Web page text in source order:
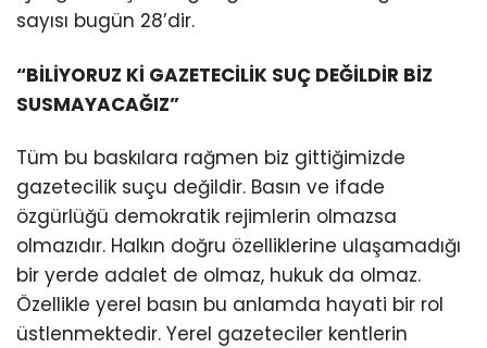
sayısı bugün 28’dir.
“BİLİYORUZ Kİ GAZETECİLİK SUÇ DEĞİLDİR BİZ
SUSMAYACAĞIZ”
Tüm bu baskılara rağmen biz gittiğimizde
gazetecilik suçu değildir. Basın ve ifade
özgürlüğü demokratik rejimlerin olmazsa
olmazıdır. Halkın doğru özelliklerine ulaşamadığı
bir yerde adalet de olmaz, hukuk da olmaz.
Özellikle yerel basın bu anlamda hayati bir rol
üstlenmektedir. Yerel gazeteciler kentlerin